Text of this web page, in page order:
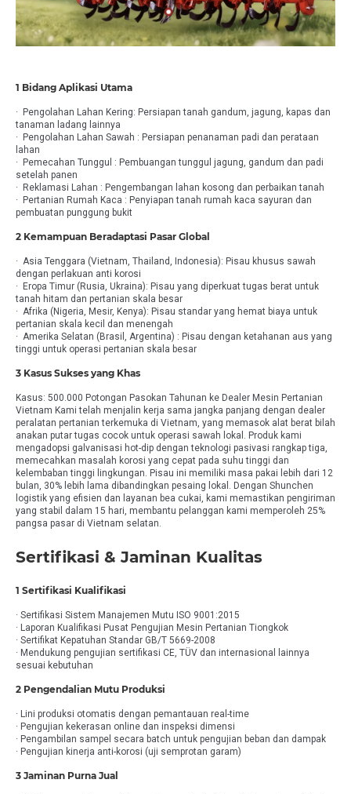
1 Bidang Aplikasi Utama
· Pengolahan Lahan Kering: Persiapan tanah gandum, jagung, kapas dan
tanaman ladang lainnya
· Pengolahan Lahan Sawah : Persiapan penanaman padi dan perataan
lahan
· Pemecahan Tunggul : Pembuangan tunggul jagung, gandum dan padi
setelah panen
· Reklamasi Lahan : Pengembangan lahan kosong dan perbaikan tanah
· Pertanian Rumah Kaca : Penyiapan tanah rumah kaca sayuran dan
pembuatan punggung bukit
2 Kemampuan Beradaptasi Pasar Global
· Asia Tenggara (Vietnam, Thailand, Indonesia): Pisau khusus sawah
dengan perlakuan anti korosi
· Eropa Timur (Rusia, Ukraina): Pisau yang diperkuat tugas berat untuk
tanah hitam dan pertanian skala besar
· Afrika (Nigeria, Mesir, Kenya): Pisau standar yang hemat biaya untuk
pertanian skala kecil dan menengah
· Amerika Selatan (Brasil, Argentina) : Pisau dengan ketahanan aus yang
tinggi untuk operasi pertanian skala besar
3 Kasus Sukses yang Khas
Kasus: 500.000 Potongan Pasokan Tahunan ke Dealer Mesin Pertanian
Vietnam Kami telah menjalin kerja sama jangka panjang dengan dealer
peralatan pertanian terkemuka di Vietnam, yang memasok alat berat bilah
anakan putar tugas cocok untuk operasi sawah lokal. Produk kami
mengadopsi galvanisasi hot-dip dengan teknologi pasivasi rangkap tiga,
memecahkan masalah korosi yang cepat pada suhu tinggi dan
kelembaban tinggi lingkungan. Pisau ini memiliki masa pakai lebih dari 12
bulan, 30% lebih lama dibandingkan pesaing lokal. Dengan Shunchen
logistik yang efisien dan layanan bea cukai, kami memastikan pengiriman
yang stabil dalam 15 hari, membantu pelanggan kami memperoleh 25%
pangsa pasar di Vietnam selatan.
Sertifikasi & Jaminan Kualitas
1 Sertifikasi Kualifikasi
· Sertifikasi Sistem Manajemen Mutu ISO 9001:2015
· Laporan Kualifikasi Pusat Pengujian Mesin Pertanian Tiongkok
· Sertifikat Kepatuhan Standar GB/T 5669-2008
· Mendukung pengujian sertifikasi CE, TÜV dan internasional lainnya
sesuai kebutuhan
2 Pengendalian Mutu Produksi
· Lini produksi otomatis dengan pemantauan real-time
· Pengujian kekerasan online dan inspeksi dimensi
· Pengambilan sampel secara batch untuk pengujian beban dan dampak
· Pengujian kinerja anti-korosi (uji semprotan garam)
3 Jaminan Purna Jual